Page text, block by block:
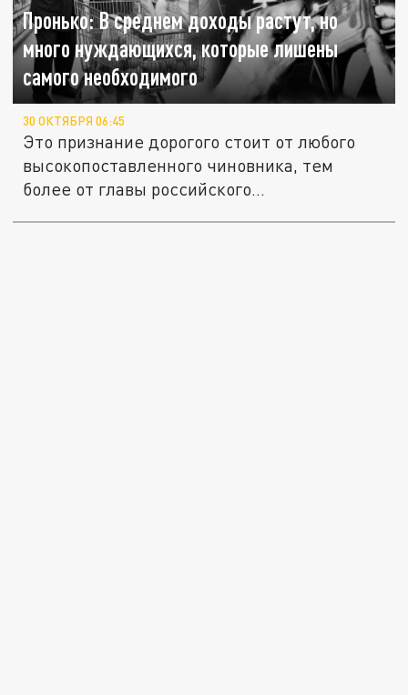
Пронько: В среднем доходы растут, но
много нуждающихся, которые лишены
самого необходимого
30 ОКТЯБРЯ 06:45
Это признание дорогого стоит от любого
высокопоставленного чиновника, тем
более от главы российского...